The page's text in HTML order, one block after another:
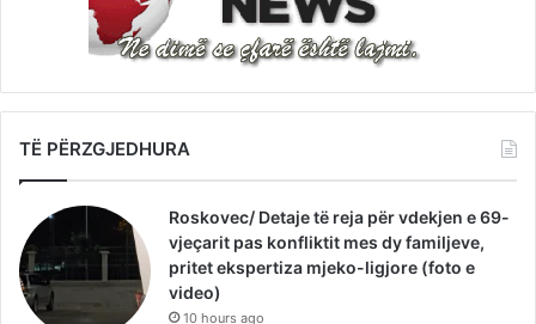
TË PËRZGJEDHURA
Roskovec/ Detaje të reja për vdekjen e 69-
vjeçarit pas konfliktit mes dy familjeve,
pritet ekspertiza mjeko-ligjore (foto e
video)
10 hours ago